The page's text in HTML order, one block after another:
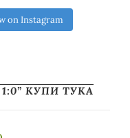
on Instagram
КУПИ ТУКА